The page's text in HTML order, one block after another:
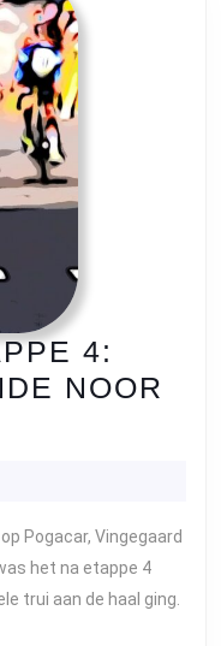
4:
NOOR
het na etappe 4
trui aan de haal ging.